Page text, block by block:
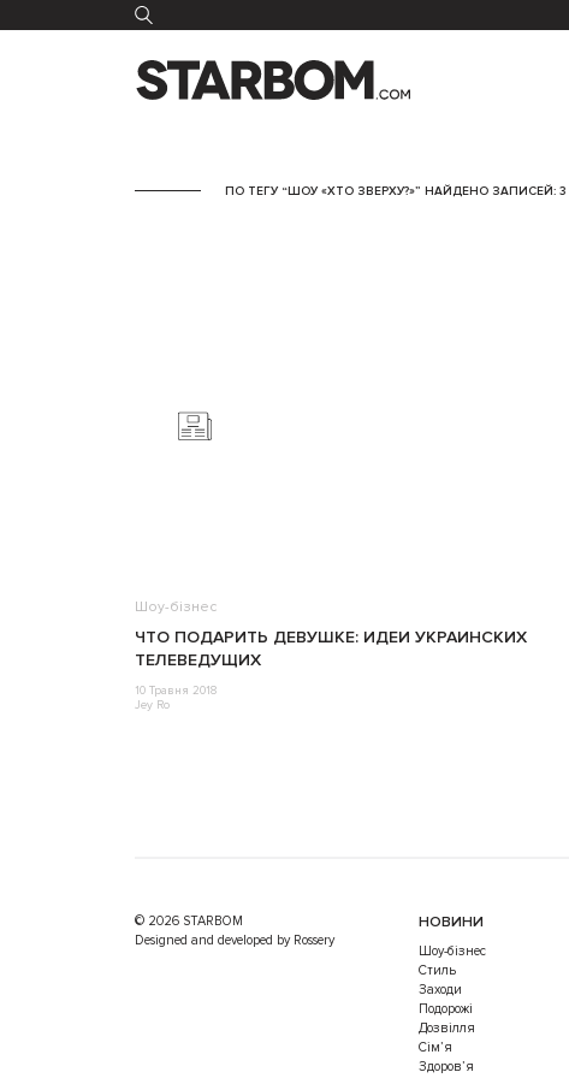
ПО ТЕГУ “ШОУ «ХТО ЗВЕРХУ?»” НАЙДЕНО ЗАПИСЕЙ: 3
Шоу-бізнес
ЧТО ПОДАРИТЬ ДЕВУШКЕ: ИДЕИ УКРАИНСКИХ
ТЕЛЕВЕДУЩИХ
10 Травня 2018
Jey Ro
© 2026 STARBOM
Designed and developed by Rossery
НОВИНИ
Шоу-бізнес
Стиль
Заходи
Подорожі
Дозвілля
Cім’я
Здоров’я